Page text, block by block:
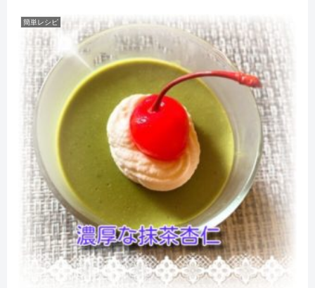
簡単レシピ